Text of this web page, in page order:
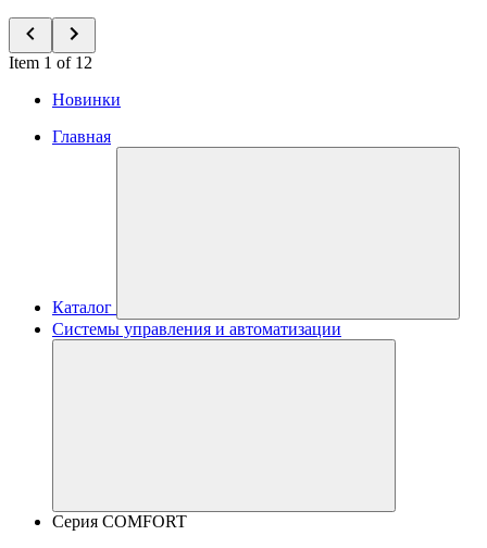
Item 1 of 12
Новинки
Главная
Каталог
Системы управления и автоматизации
Серия COMFORT